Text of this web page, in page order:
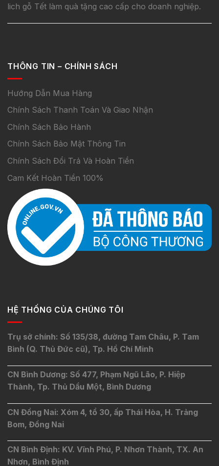
lich gỗ Tết làm quà tặng cao cấp cho doanh nghiệp.
THÔNG TIN – CHÍNH SÁCH
Hướng Dẫn Mua Hàng
Chính Sách Thanh Toán Và Giao Nhận
Chính Sách Bảo Hành
Chính Sách Bảo Mật Thông Tin
Chính Sách Đổi Trả Và Hoàn Tiền
Cam Kết Hoàn Tiền 100%
HỆ THỐNG CỦA CHÚNG TÔI
Trụ sở chính: Số 135/38, đường Tam Châu, P. Tam
Bình (Q. Thủ Đức cũ), Tp. Hồ Chí Minh
CN Bình Dương: Số 477, Phạm Ngũ Lão, P. Hiệp
Thành, Tp. Thủ Dầu Một, Bình Dương
CN Đồng Nai: Xóm 4, tổ 30, ấp Thái Hòa, H. Trảng
Bom, Đồng Nai
CN Bình Định: KV. Vĩnh Phú, P. Nhơn Thành, TX. An
Nhơn, Bình Định